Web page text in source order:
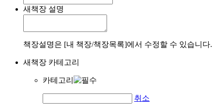
새책장 설명
책장설명은 [내 책장/책장목록]에서 수정할 수 있습니다.
새책장 카테고리
카테고리
취소